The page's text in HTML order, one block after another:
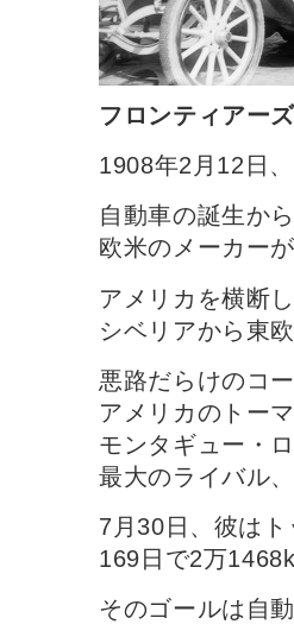
フロンティアー
1908年2月12日
自動車の誕生か
欧米のメーカー
アメリカを横断
シベリアから東
悪路だらけのコ
アメリカのトー
モンタギュー・
最大のライバル
7月30日、彼は
169日で2万
そのゴールは自